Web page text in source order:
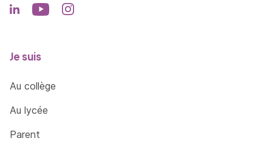
Déployer un service
Mettre en place son environnement
d’apprentissage personnel
Je suis
Au collège
Au lycée
Parent